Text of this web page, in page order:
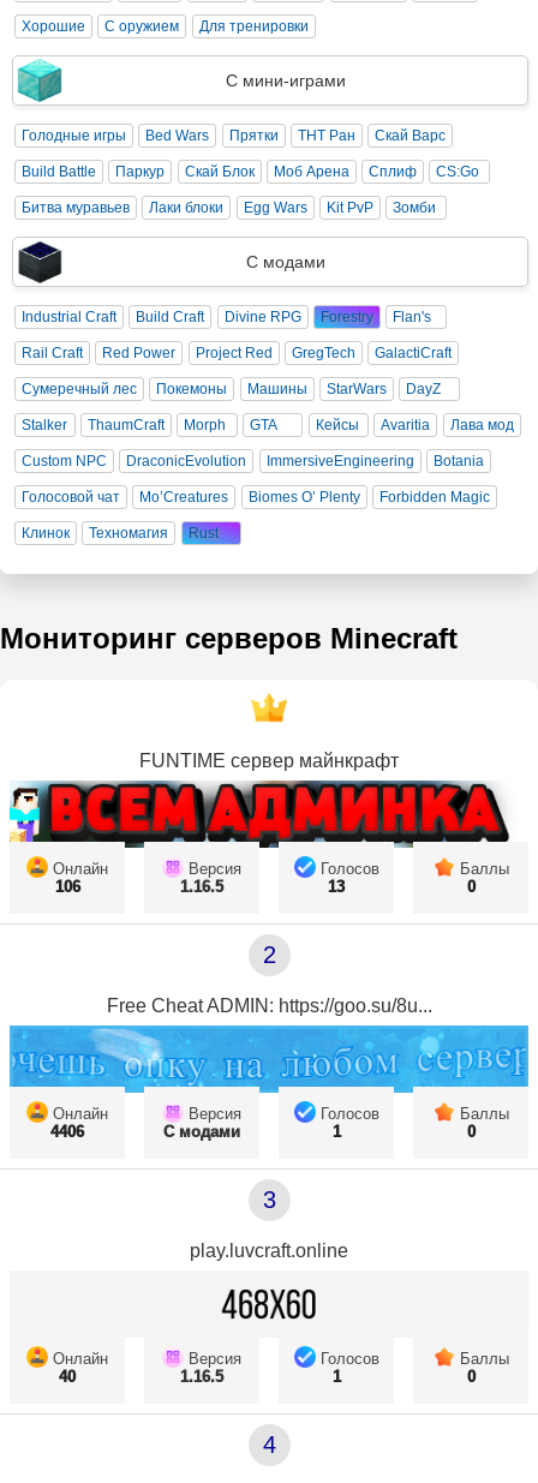
Хорошие С оружием Для тренировки
С мини-играми
Голодные игры Bed Wars Прятки ТНТ Ран Скай Варс
Build Battle Паркур Скай Блок Моб Арена Сплиф CS:Go
Битва муравьев Лаки блоки Egg Wars Kit PvP Зомби
С модами
Industrial Craft Build Craft Divine RPG Forestry Flan's
Rail Craft Red Power Project Red GregTech GalactiCraft
Сумеречный лес Покемоны Машины StarWars DayZ
Stalker ThaumCraft Morph GTA Кейсы Avaritia Лава мод
Custom NPC DraconicEvolution ImmersiveEngineering Botania
Голосовой чат Mo’Creatures Biomes O’ Plenty Forbidden Magic
Клинок Техномагия Rust
Мониторинг серверов Minecraft
FUNTIME сервер майнкрафт
Онлайн
106
Версия
1.16.5
Голосов
13
Баллы
0
2
Free Cheat ADMIN: https://goo.su/8u...
Онлайн
4406
Версия
С модами
Голосов
1
Баллы
0
3
play.luvcraft.online
Онлайн
40
Версия
1.16.5
Голосов
1
Баллы
0
4